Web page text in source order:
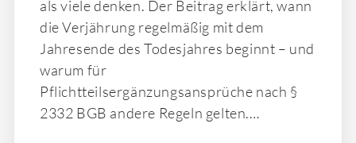
als viele denken. Der Beitrag erklärt, wann
die Verjährung regelmäßig mit dem
Jahresende des Todesjahres beginnt – und
warum für
Pflichtteilsergänzungsansprüche nach §
2332 BGB andere Regeln gelten.